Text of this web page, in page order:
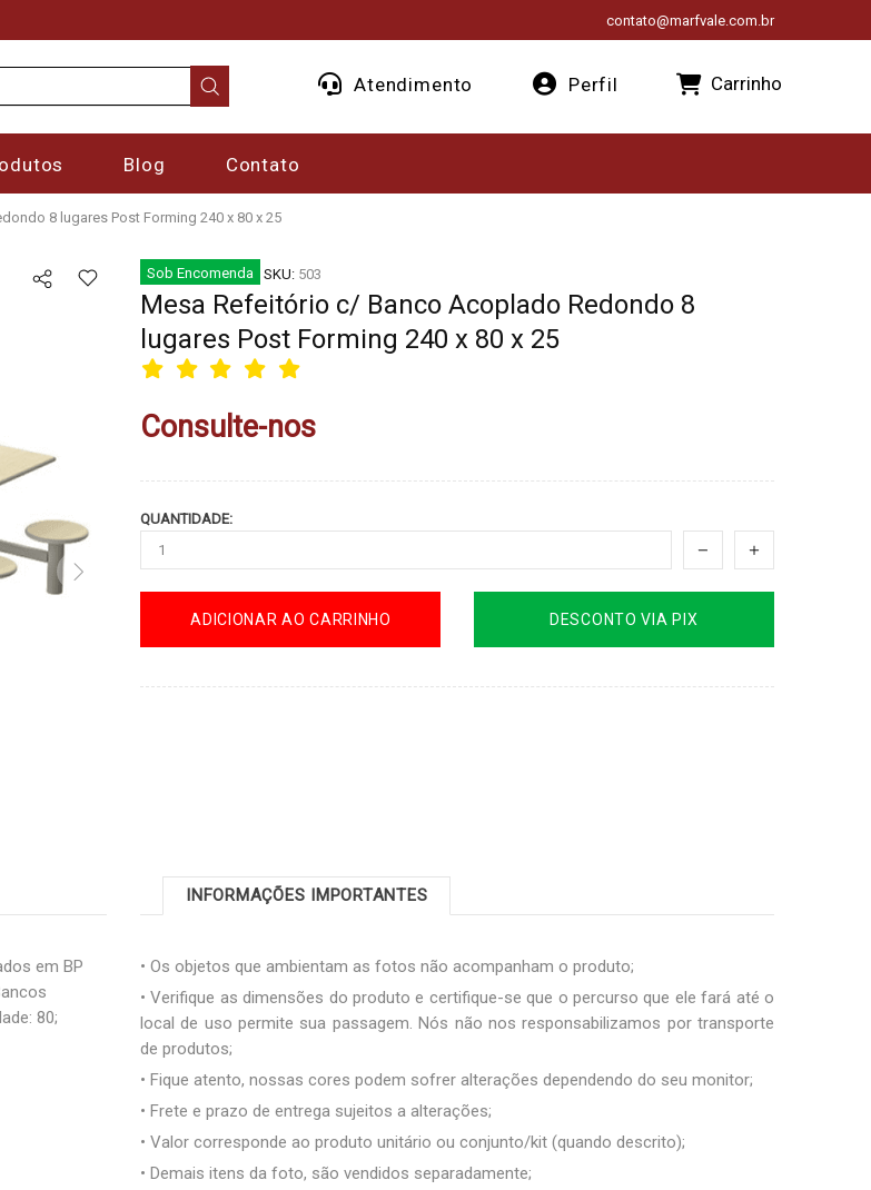
contato@marfvale.com.br
Atendimento Perfil Carrinho
Blog Contato
8 lugares Post Forming 240 x 80 x 25
Sob Encomenda SKU: 503
Mesa Refeitório c/ Banco Acoplado Redondo 8
lugares Post Forming 240 x 80 x 25
Consulte-nos
QUANTIDADE:
ADICIONAR AO CARRINHO DESCONTO VIA PIX
em BP
80;
INFORMAÇÕES IMPORTANTES
• Os objetos que ambientam as fotos não acompanham o produto;
• Verifique as dimensões do produto e certifique-se que o percurso que ele fará até o
local de uso permite sua passagem. Nós não nos responsabilizamos por transporte
de produtos;
• Fique atento, nossas cores podem sofrer alterações dependendo do seu monitor;
• Frete e prazo de entrega sujeitos a alterações;
• Valor corresponde ao produto unitário ou conjunto/kit (quando descrito);
• Demais itens da foto, são vendidos separadamente;